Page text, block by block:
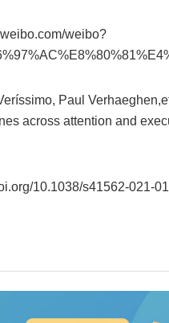
weibo?
Paul
across attention and
10.1038/s41562-021-